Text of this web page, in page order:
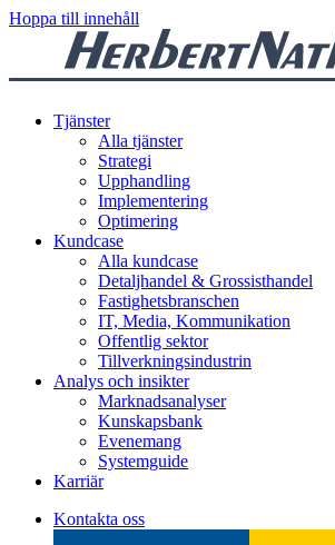
Hoppa till innehåll
Tjänster
Alla tjänster
Strategi
Upphandling
Implementering
Optimering
Kundcase
Alla kundcase
Detaljhandel & Grossisthandel
Fastighetsbranschen
IT, Media, Kommunikation
Offentlig sektor
Tillverkningsindustrin
Analys och insikter
Marknadsanalyser
Kunskapsbank
Evenemang
Systemguide
Karriär
Kontakta oss